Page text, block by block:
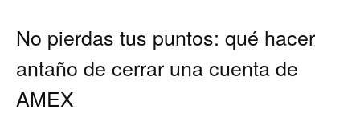
No pierdas tus puntos: qué hacer
antaño de cerrar una cuenta de
AMEX